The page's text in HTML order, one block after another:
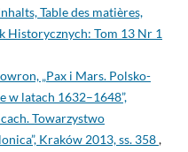
Table des matières,
Historycznych: Tom 13 Nr 1
„Pax i Mars. Polsko-
w latach 1632–1648”,
Towarzystwo
Kraków 2013, ss. 358,